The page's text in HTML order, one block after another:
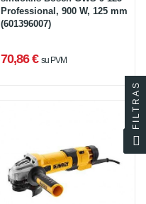
Professional, 900 W, 125 mm
(601396007)
70,86 € su PVM
FILTRAS